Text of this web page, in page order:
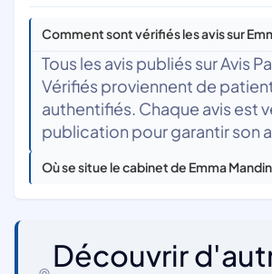
Comment sont vérifiés les avis sur
Tous les avis publiés sur Avis
Vérifiés proviennent de
authentifiés. Chaque avis est
publication pour garantir son
Où se situe le cabinet de Emma Mandin
Découvrir